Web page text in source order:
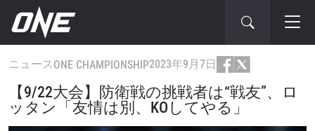
ニュース ONE CHAMPIONSHIP2023年9月7日
【9/22大会】防衛戦の挑戦者は“戦友”、ロ
ッタン「友情は別、KOしてやる」